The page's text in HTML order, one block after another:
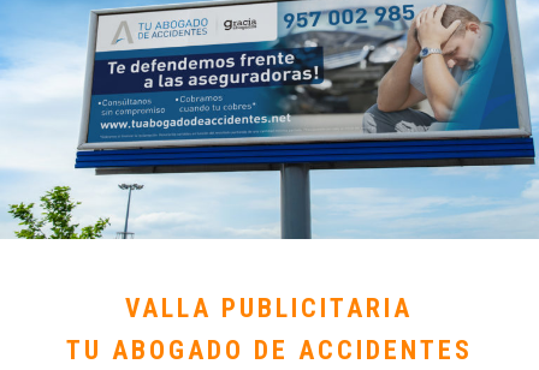
VALLA PUBLICITARIA
TU ABOGADO DE ACCIDENTES